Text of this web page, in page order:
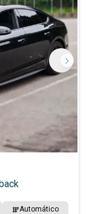
Automático